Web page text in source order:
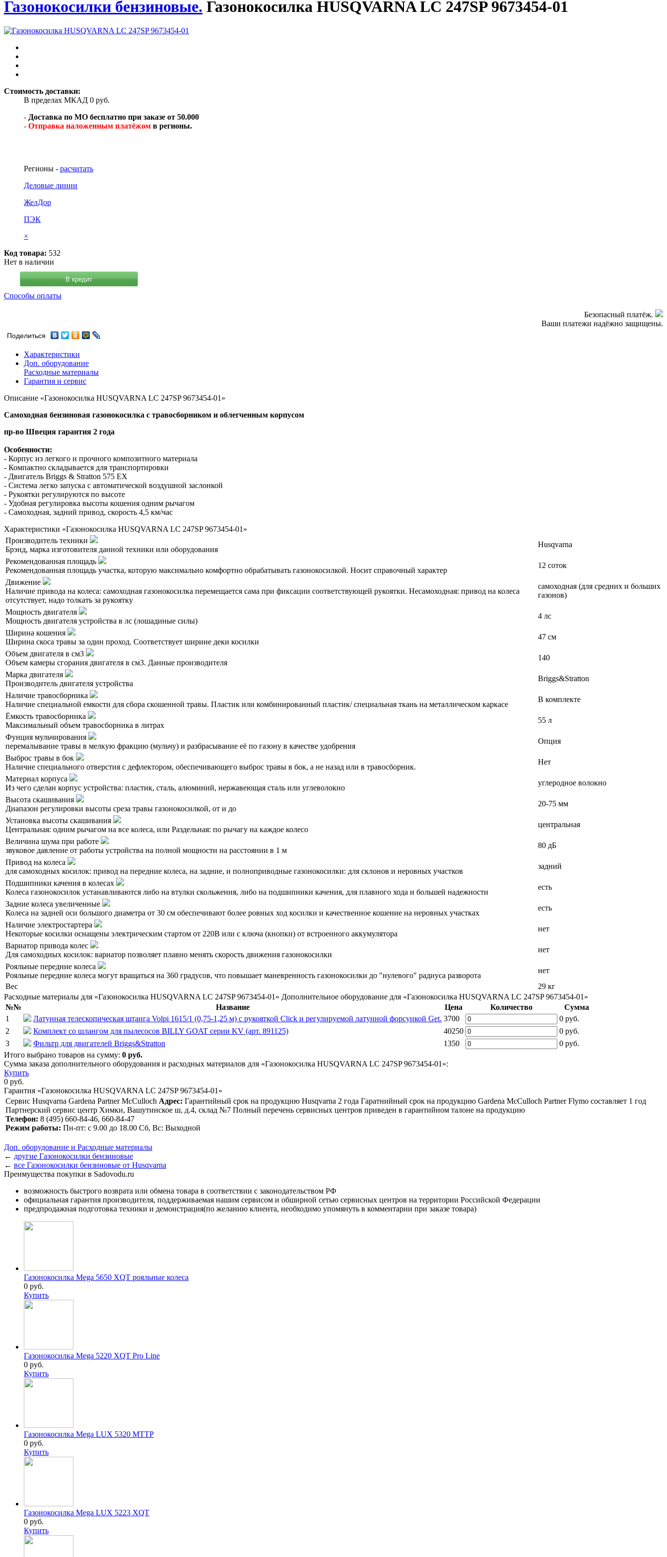
Газонокосилки бензиновые. Газонокосилка HUSQVARNA LC 247SP 9673454-01
Стоимость доставки:
В пределах МКАД 0 руб.
- Доставка по МО бесплатно при заказе от 50.000
- Отправка наложенным платёжом в регионы.
Регионы - расчитать
Деловые линии
ЖелДор
ПЭК
×
Код товара: 532
Нет в наличии
В кредит
Способы оплаты
Безопасный платёж.
Ваши платежи надёжно защищены.
Поделиться
Характеристики
Доп. оборудование
Расходные материалы
Гарантия и сервис
Описание «Газонокосилка HUSQVARNA LC 247SP 9673454-01»
Самоходная бензиновая газонокосилка с травосборником и облегченным корпусом
пр-во Швеция гарантия 2 года
Особенности:
- Корпус из легкого и прочного композитного материала
- Компактно складывается для транспортировки
- Двигатель Briggs & Stratton 575 EX
- Система легко запуска с автоматической воздушной заслонкой
- Рукоятки регулируются по высоте
- Удобная регулировка высоты кошения одним рычагом
- Самоходная, задний привод, скорость 4,5 км/час
Характеристики «Газонокосилка HUSQVARNA LC 247SP 9673454-01»
Производитель техники
Брэнд, марка изготовителя данной техники или оборудования
Husqvarna
Рекомендованная площадь
Рекомендованная площадь участка, которую максимально комфортно обрабатывать газонокосилкой. Носит справочный характер
12 соток
Движение
Наличие привода на колеса: самоходная газонокосилка перемещается сама при фиксации соответствующей рукоятки. Несамоходная: привод на колеса
отсутствует, надо толкать за рукоятку
самоходная (для средних и больших
газонов)
Мощность двигателя
Мощность двигателя устройства в лс (лошадиные силы)
4 лс
Ширина кошения
Ширина скоса травы за один проход. Соответствует ширине деки косилки
47 см
Объем двигателя в см3
Объем камеры сгорания двигателя в см3. Данные производителя
140
Марка двигателя
Производитель двигателя устройства
Briggs&Stratton
Наличие травосборника
Наличие специальной емкости для сбора скошенной травы. Пластик или комбинированный пластик/ специальная ткань на металлическом каркасе
В комплекте
Ёмкость травосборника
Максимальный объем травосборника в литрах
55 л
Фунция мульчирования
перемалывание травы в мелкую фракцию (мульчу) и разбрасывание её по газону в качестве удобрения
Опция
Выброс травы в бок
Наличие специального отверстия с дефлектором, обеспечивающего выброс травы в бок, а не назад или в травосборник.
Нет
Материал корпуса
Из чего сделан корпус устройства: пластик, сталь, алюминий, нержавеющая сталь или углеволокно
углеродное волокно
Высота скашивания
Диапазон регулировки высоты среза травы газонокосилкой, от и до
20-75 мм
Установка высоты скашивания
Центральная: одним рычагом на все колеса, или Раздельная: по рычагу на каждое колесо
центральная
Величина шума при работе
звуковое давление от работы устройства на полной мощности на расстоянии в 1 м
80 дБ
Привод на колеса
для самоходных косилок: привод на передние колеса, на задние, и полноприводные газонокосилки: для склонов и неровных участков
задний
Подшипники качения в колесах
Колеса газонокосилок устанавливаются либо на втулки скольжения, либо на подшипники качения, для плавного хода и большей надежности
есть
Задние колеса увеличенные
Колеса на задней оси большого диаметра от 30 см обеспечивают более ровных ход косилки и качественное кошение на неровных участках
есть
Наличие электростартера
Некоторые косилки оснащены электрическим стартом от 220В или с ключа (кнопки) от встроенного аккумулятора
нет
Вариатор привода колес
Для самоходных косилок: вариатор позволяет плавно менять скорость движения газонокосилки
нет
Рояльные передние колеса
Рояльные передние колеса могут вращаться на 360 градусов, что повышает маневренность газонокосилки до "нулевого" радиуса разворота
нет
Вес
29 кг
Расходные материалы для «Газонокосилка HUSQVARNA LC 247SP 9673454-01» Дополнительное оборудование для «Газонокосилка HUSQVARNA LC 247SP 9673454-01»
№№
Название Цена Количество
Сумма
1
Латунная телескопическая штанга Volpi 1615/1 (0,75-1,25 м) с рукояткой Click и регулируемой латунной форсункой Get. 3700 0 руб.
2
Комплект со шлангом для пылесосов BILLY GOAT серии KV (арт. 891125) 40250 0 руб.
3
Фильтр для двигателей Briggs&Stratton 1350 0 руб.
Итого выбрано товаров на сумму: 0 руб.
Сумма заказа дополнительного оборудования и расходных материалов для «Газонокосилка HUSQVARNA LC 247SP 9673454-01»:
Купить
0 руб.
Гарантия «Газонокосилка HUSQVARNA LC 247SP 9673454-01»
Сервис Husqvarna Gardena Partner McCulloch Адрес: Гарантийный срок на продукцию Husqvarna 2 года Гаратнийный срок на продукцию Gardena McCulloch Partner Flymo составляет 1 год
Партнерский сервис центр Химки, Вашутинское ш, д.4, склад №7 Полный перечень сервисных центров приведен в гарантийном талоне на продукцию
Телефон: 8 (495) 660-84-46, 660-84-47
Режим работы: Пн-пт: с 9.00 до 18.00 Сб, Вс: Выходной
Доп. оборудование и Расходные материалы
← другие Газонокосилки бензиновые
← все Газонокосилки бензиновые от Husqvarna
Преимущества покупки в Sadovodu.ru
возможность быстрого возврата или обмена товара в соответствии с законодательством РФ
официальная гарантия производителя, поддерживаемая нашим сервисом и обширной сетью сервисных центров на территории Российской Федерации
предпродажная подготовка техники и демонстрация(по желанию клиента, необходимо упомянуть в комментарии при заказе товара)
Газонокосилка Mega 5650 XQT рояльные колеса
0 руб.
Купить
Газонокосилка Mega 5220 XQT Pro Line
0 руб.
Купить
Газонокосилка Mega LUX 5320 MTTP
0 руб.
Купить
Газонокосилка Mega LUX 5223 XQT
0 руб.
Купить